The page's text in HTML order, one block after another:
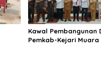
Kawal Pembangunan
Pemkab-Kejari Muara